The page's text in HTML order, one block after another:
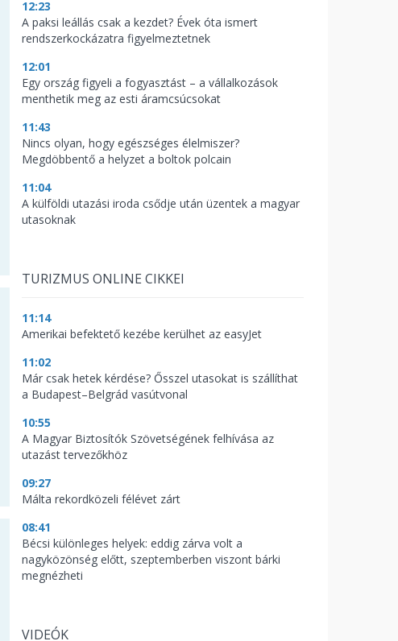
12:23
A paksi leállás csak a kezdet? Évek óta ismert
rendszerkockázatra figyelmeztetnek
12:01
Egy ország figyeli a fogyasztást – a vállalkozások
menthetik meg az esti áramcsúcsokat
11:43
Nincs olyan, hogy egészséges élelmiszer?
Megdöbbentő a helyzet a boltok polcain
11:04
A külföldi utazási iroda csődje után üzentek a magyar
utasoknak
TURIZMUS ONLINE CIKKEI
11:14
Amerikai befektető kezébe kerülhet az easyJet
11:02
Már csak hetek kérdése? Ősszel utasokat is szállíthat
a Budapest–Belgrád vasútvonal
10:55
A Magyar Biztosítók Szövetségének felhívása az
utazást tervezőkhöz
09:27
Málta rekordközeli félévet zárt
08:41
Bécsi különleges helyek: eddig zárva volt a
nagyközönség előtt, szeptemberben viszont bárki
megnézheti
VIDEÓK